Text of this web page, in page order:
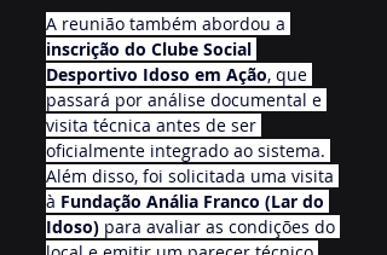
A reunião também abordou a
inscrição do Clube Social
Desportivo Idoso em Ação, que
passará por análise documental e
visita técnica antes de ser
oficialmente integrado ao sistema.
Além disso, foi solicitada uma visita
à Fundação Anália Franco (Lar do
Idoso) para avaliar as condições do